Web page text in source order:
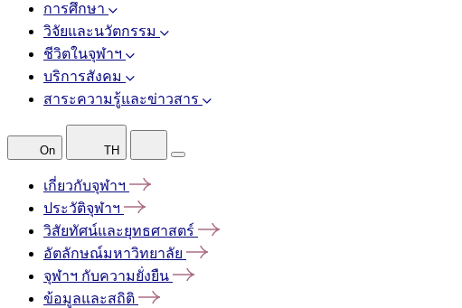
การศึกษา
วิจัยและนวัตกรรม
ชีวิตในจุฬาฯ
บริการสังคม
สาระความรู้และข่าวสาร
On TH
เกี่ยวกับจุฬาฯ
ประวัติจุฬาฯ
วิสัยทัศน์และยุทธศาสตร์
อัตลักษณ์มหาวิทยาลัย
จุฬาฯ กับความยั่งยืน
ข้อมูลและสถิติ